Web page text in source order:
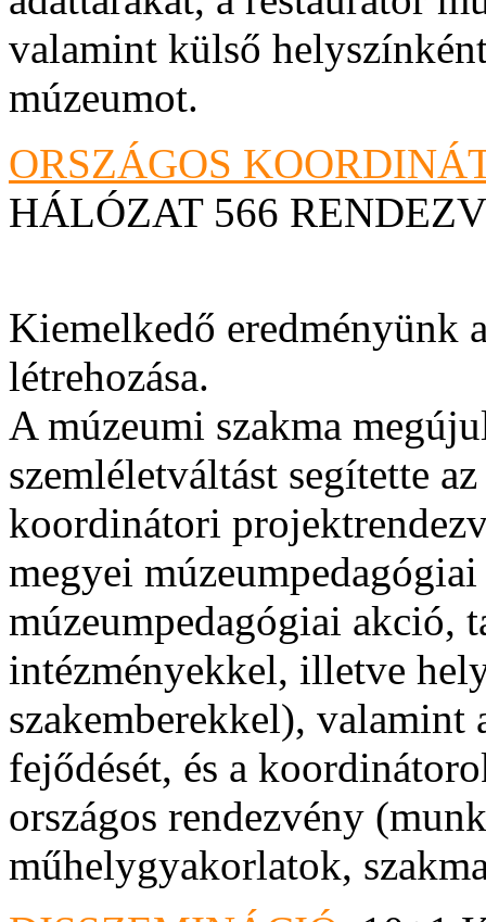
valamint külső
múzeumot.
ORSZÁGOS
HÁLÓZAT 566
Kiemelkedő eredményünk
létrehozása.
A múzeumi szakma
szemléletváltást segítette
koordinátori
megyei
múzeumpedagógiai akció,
intézményekkel, illetve
szakemberekkel),
fejődését, és a
országos rendezvény
műhelygyakorlatok,